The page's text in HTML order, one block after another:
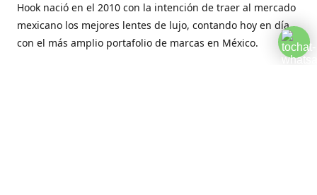
Hook nació en el 2010 con la intención de traer al mercado
mexicano los mejores lentes de lujo, contando hoy en día
con el más amplio portafolio de marcas en México.